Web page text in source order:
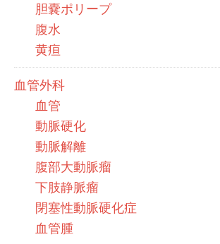
胆嚢ポリープ
腹水
黄疸
血管外科
血管
動脈硬化
動脈解離
腹部大動脈瘤
下肢静脈瘤
閉塞性動脈硬化症
血管腫